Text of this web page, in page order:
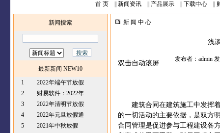
首 页|| 新闻资讯|| 产品展示|| 下载中心||
新闻搜索
最新新闻 NEW10
1
2022年端午节放假
2
财易软件：2022年
3
2022年清明节放假
4
2022年元旦放假通
5
2021年中秋放假
新 闻 中 心
浅
双击自动滚屏
发布者：admin
建筑合同在建筑施工中发挥
的一切活动的主要依据，是双方
合同管理是促进参与工程建设各